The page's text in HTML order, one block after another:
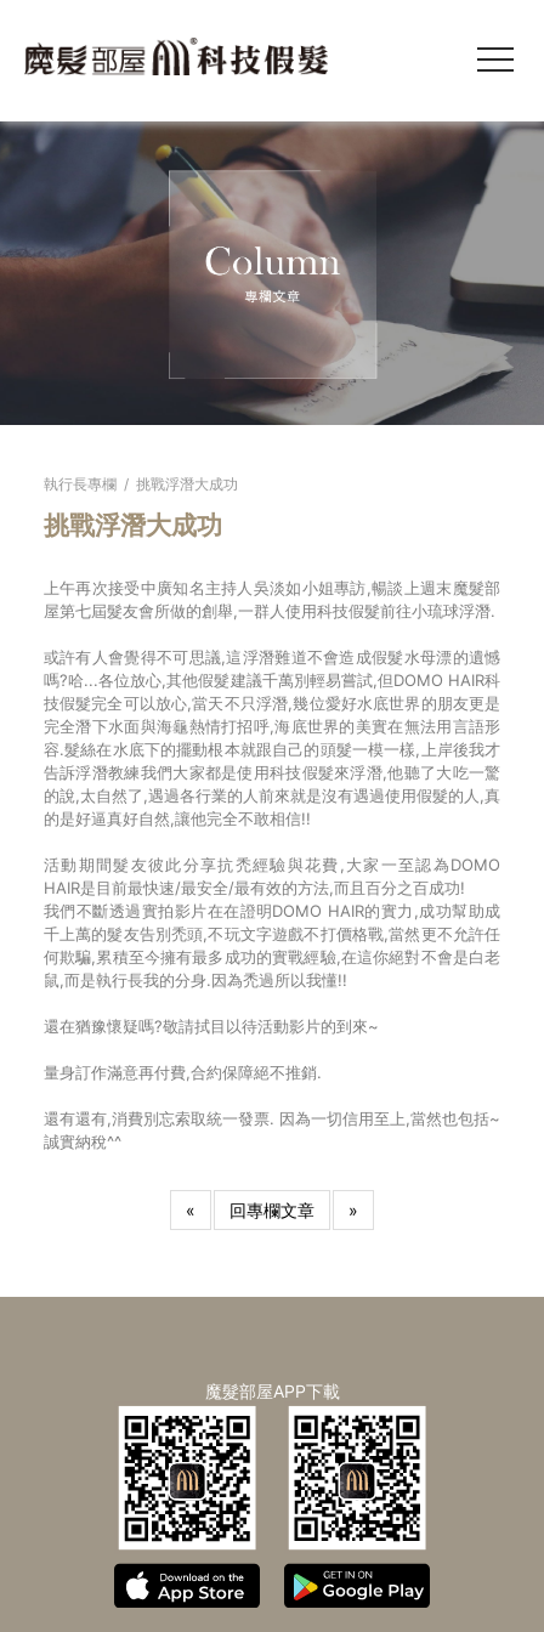
執行長專欄 / 挑戰浮潛大成功
挑戰浮潛大成功
上午再次接受中廣知名主持人吳淡如小姐專訪,暢談上週末魔髮部
屋第七屆髮友會所做的創舉,一群人使用科技假髮前往小琉球浮潛.
或許有人會覺得不可思議,這浮潛難道不會造成假髮水母漂的遺憾
嗎?哈...各位放心,其他假髮建議千萬別輕易嘗試,但DOMO HAIR科
技假髮完全可以放心,當天不只浮潛,幾位愛好水底世界的朋友更是
完全潛下水面與海龜熱情打招呼,海底世界的美實在無法用言語形
容.髮絲在水底下的擺動根本就跟自己的頭髮一模一樣,上岸後我才
告訴浮潛教練我們大家都是使用科技假髮來浮潛,他聽了大吃一驚
的說,太自然了,遇過各行業的人前來就是沒有遇過使用假髮的人,真
的是好逼真好自然,讓他完全不敢相信!!
活動期間髮友彼此分享抗禿經驗與花費,大家一至認為DOMO
HAIR是目前最快速/最安全/最有效的方法,而且百分之百成功!
我們不斷透過實拍影片在在證明DOMO HAIR的實力,成功幫助成
千上萬的髮友告別禿頭,不玩文字遊戲不打價格戰,當然更不允許任
何欺騙,累積至今擁有最多成功的實戰經驗,在這你絕對不會是白老
鼠,而是執行長我的分身.因為禿過所以我懂!!
還在猶豫懷疑嗎?敬請拭目以待活動影片的到來~
量身訂作滿意再付費,合約保障絕不推銷.
還有還有,消費別忘索取統一發票. 因為一切信用至上,當然也包括~
誠實納稅^^
« 回專欄文章 »
魔髮部屋APP下載